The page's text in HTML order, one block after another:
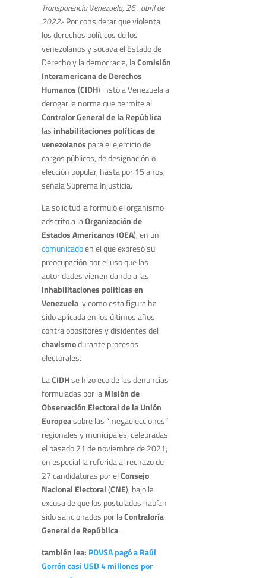
Transparencia Venezuela, 26 abril de
2022.-Por considerar que violenta
los derechos políticos de los
venezolanos y socava el Estado de
Derecho y la democracia, laComisión
Interamericana de Derechos
Humanos(CIDH) instó a Venezuela a
derogar la norma que permite al
Contralor General de la República
las inhabilitaciones políticas de
venezolanos para el ejercicio de
cargos públicos, de designación o
elección popular, hasta por 15 años,
señala Suprema Injusticia.
La solicitud la formuló el organismo
adscrito a laOrganización de
Estados Americanos(OEA), en un
comunicadoen el que expresó su
preocupación por el uso que las
autoridades vienen dando a las
inhabilitaciones políticas en
Venezuela y como esta figura ha
sido aplicada en los últimos años
contra opositores y disidentes del
chavismodurante procesos
electorales.
LaCIDHse hizo eco de las denuncias
formuladas por laMisión de
Observación Electoral de la Unión
Europeasobre las “megaelecciones”
regionales y municipales, celebradas
el pasado 21 de noviembre de 2021;
en especial la referida al rechazo de
27 candidaturas por elConsejo
Nacional Electoral(CNE), bajo la
excusa de que los postulados habían
sido sancionados por laContraloría
General de República.
también lea: PDVSA pagó a Raúl
Gorrón casi USD 4 millones por